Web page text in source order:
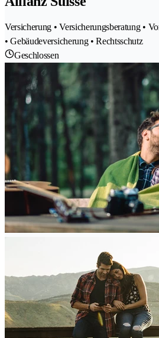
Versicherung • Versicherungsberatung •
• Gebäudeversicherung • Rechtsschutz
Geschlossen